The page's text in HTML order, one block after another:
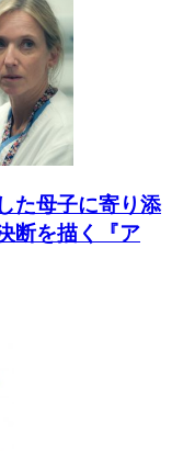
た母子に寄り添
断を描く『ア